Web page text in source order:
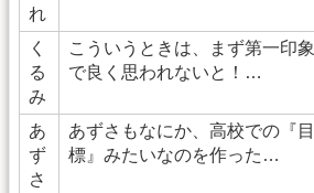
れ
く
る
み
こういうときは、まず第一印象
で良く思われないと！…
あ
ず
さ
あずさもなにか、高校での『目
標』みたいなのを作った…